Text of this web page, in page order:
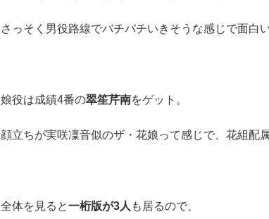
さっそく男役路線でバチバチいきそうな感じで面白い
娘役は成績4番の翠笙芹南をゲット。
顔立ちが実咲凜音似のザ・花娘って感じで、花組配
全体を見ると一桁版が3人 も居るので、